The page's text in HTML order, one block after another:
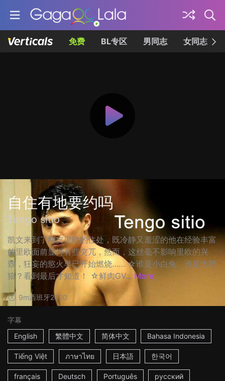
免费 BL专区 男同志 女同志
自住有地要约吗
Tengo sitio
凯文来到了网友里欧的住处，既冷静又羞涩的他在经验丰富
的里欧面前显得有些突兀，然而，这丝毫不影响里欧的兴
致，狂妄的慾火早已开始燃烧…… ☆谁是小白兔、谁是大野
狼？看到最后才知道！ ☆鲜肉GV... More
9m西班牙2020
字幕
English
繁體中文 简体中文 Bahasa Indonesia
Tiếng Việt ภาษาไทย 日本語 한국어
français Deutsch Português русский